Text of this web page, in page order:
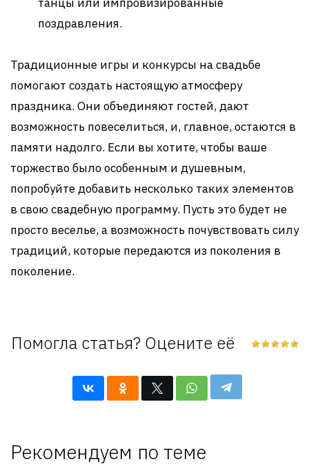
поздравления.
Традиционные игры и конкурсы на свадьбе
помогают создать настоящую атмосферу
праздника. Они объединяют гостей, дают
возможность повеселиться, и, главное, остаются в
памяти надолго. Если вы хотите, чтобы ваше
торжество было особенным и душевным,
попробуйте добавить несколько таких элементов
в свою свадебную программу. Пусть это будет не
просто веселье, а возможность почувствовать силу
традиций, которые передаются из поколения в
поколение.
Помогла статья? Оцените её
Рекомендуем по теме